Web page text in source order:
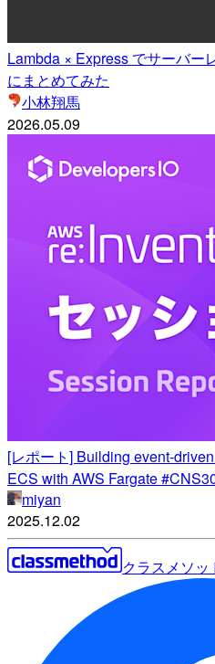
Lambda × Express でサーバー
にまとめてみた
小林翔馬
2026.05.09
[レポート] Building event-
ECS with AWS Fargate
miyan
2025.12.02
クラスメソッ